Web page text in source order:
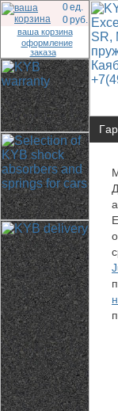
0ед.
0руб.
ваша корзина
оформление
заказа